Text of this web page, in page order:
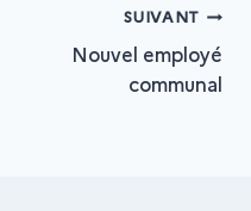
SUIVANT
Nouvel employé
communal